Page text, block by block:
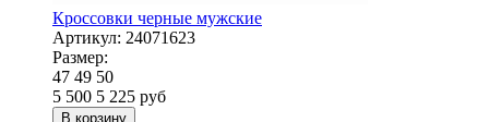
Кроссовки черные мужские
Артикул: 24071623
Размер:
47 49 50
5 500 5 225 руб
В корзину